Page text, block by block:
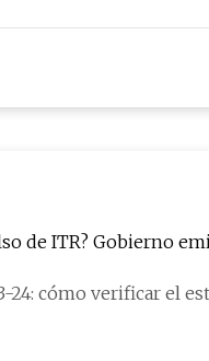
alerta de
24: cómo verificar el